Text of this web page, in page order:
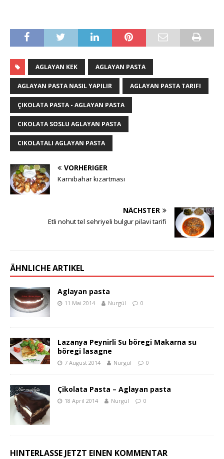
AGLAYAN KEK AGLAYAN PASTA
AGLAYAN PASTA NASIL YAPILIR AGLAYAN PASTA TARIFI
ÇIKOLATA PASTA - AGLAYAN PASTA
CIKOLATA SOSLU AGLAYAN PASTA
CIKOLATALI AGLAYAN PASTA
VORHERIGER
Karnıbahar kızartması
NÄCHSTER
Etli nohut tel sehriyeli bulgur pilavi tarifi
ÄHNLICHE ARTIKEL
Aglayan pasta
11 Mai 2014 Nurgül 0
Lazanya Peynirli Su böregi Makarna su
böregi lasagne
7 August 2014 Nurgül 0
Çikolata Pasta – Aglayan pasta
18 April 2014 Nurgül 0
HINTERLASSE JETZT EINEN KOMMENTAR